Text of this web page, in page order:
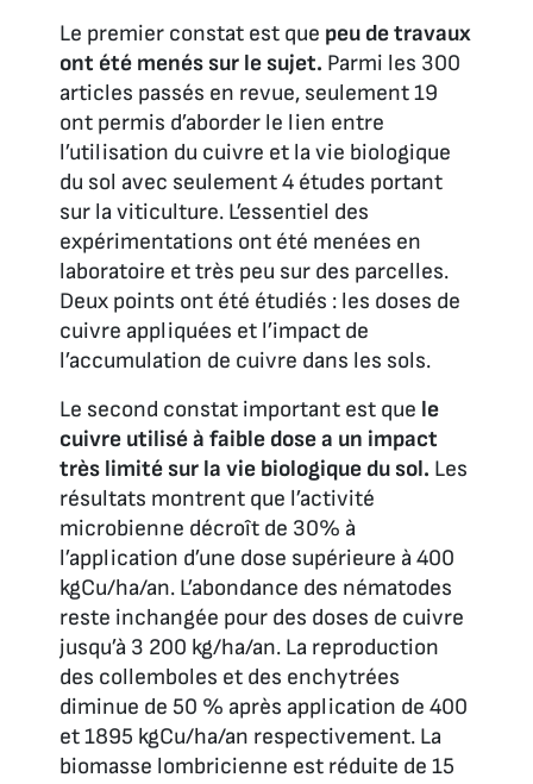
Le premier constat est que peu de travaux
ont été menés sur le sujet. Parmi les 300
articles passés en revue, seulement 19
ont permis d’aborder le lien entre
l’utilisation du cuivre et la vie biologique
du sol avec seulement 4 études portant
sur la viticulture. L’essentiel des
expérimentations ont été menées en
laboratoire et très peu sur des parcelles.
Deux points ont été étudiés : les doses de
cuivre appliquées et l’impact de
l’accumulation de cuivre dans les sols.
Le second constat important est que le
cuivre utilisé à faible dose a un impact
très limité sur la vie biologique du sol. Les
résultats montrent que l’activité
microbienne décroît de 30% à
l’application d’une dose supérieure à 400
kgCu/ha/an. L’abondance des nématodes
reste inchangée pour des doses de cuivre
jusqu’à 3 200 kg/ha/an. La reproduction
des collemboles et des enchytrées
diminue de 50 % après application de 400
et 1895 kgCu/ha/an respectivement. La
biomasse lombricienne est réduite de 15